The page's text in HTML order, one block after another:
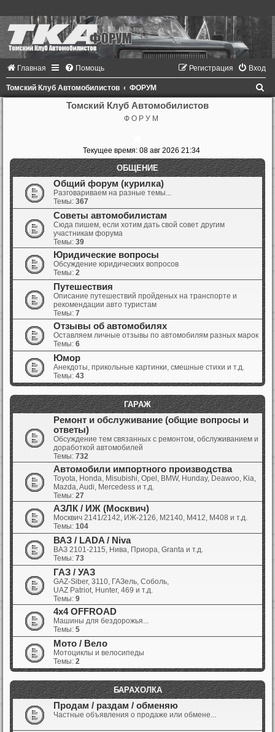
Главная Помощь Вход
Регистрация
Томский Клуб Автомобилистов ФОРУМ
Томский Клуб Автомобилистов
Ф О Р У М
Текущее время: 08 авг 2026 21:34
ОБЩЕНИЕ
Общий форум (курилка)
Разговариваем на разные темы...
Темы: 367
Советы автомобилистам
Сюда пишем, если хотим дать свой совет другим
участникам форума
Темы: 39
Юридические вопросы
Обсуждение юридических вопросов
Темы: 2
Путешествия
Описание путешествий пройденых на транспорте и
рекомендации авто туристам
Темы: 7
Отзывы об автомобилях
Оставляем личные отзывы по автомобилям разных марок
Темы: 6
Юмор
Анекдоты, прикольные картинки, смешные стихи и т.д.
Темы: 43
ГАРАЖ
Ремонт и обслуживание (общие вопросы и
ответы)
Обсуждение тем связанных с ремонтом, обслуживанием и
доработкой автомобилей
Темы: 732
Автомобили импортного производства
Toyota, Honda, Misubishi, Opel, BMW, Hunday, Deawoo, Kia,
Mazda, Audi, Mercedess и т.д.
Темы: 27
АЗЛК / ИЖ (Москвич)
Москвич 2141/2142, ИЖ-2126, М2140, М412, М408 и т.д.
Темы: 104
ВАЗ / LADA / Niva
ВАЗ 2101-2115, Нива, Приора, Granta и т.д.
Темы: 73
ГАЗ / УАЗ
GAZ-Siber, 3110, ГАЗель, Соболь,
UAZ Patriot, Hunter, 469 и т.д.
Темы: 9
4x4 OFFROAD
Машины для бездорожья...
Темы: 5
Мото / Вело
Мотоциклы и велосипеды
Темы: 2
БАРАХОЛКА
Продам / раздам / обменяю
Частные объявления о продаже или обмене...